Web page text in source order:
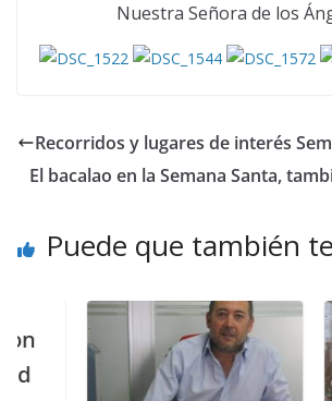
Nuestra Señora de los
Recorridos y lugares de interés
El bacalao en la Semana Santa,
Puede que también